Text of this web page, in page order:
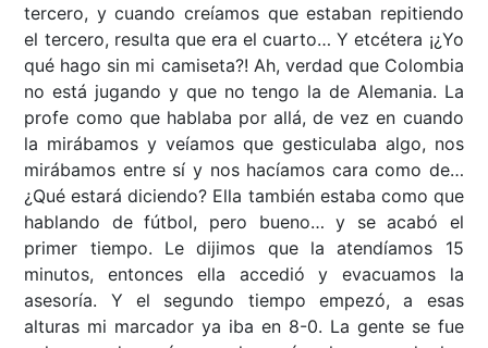
tercero, y cuando creíamos que estaban repitiendo
el tercero, resulta que era el cuarto… Y etcétera ¡¿Yo
qué hago sin mi camiseta?! Ah, verdad que Colombia
no está jugando y que no tengo la de Alemania. La
profe como que hablaba por allá, de vez en cuando
la mirábamos y veíamos que gesticulaba algo, nos
mirábamos entre sí y nos hacíamos cara como de…
¿Qué estará diciendo? Ella también estaba como que
hablando de fútbol, pero bueno… y se acabó el
primer tiempo. Le dijimos que la atendíamos 15
minutos, entonces ella accedió y evacuamos la
asesoría. Y el segundo tiempo empezó, a esas
alturas mi marcador ya iba en 8-0. La gente se fue